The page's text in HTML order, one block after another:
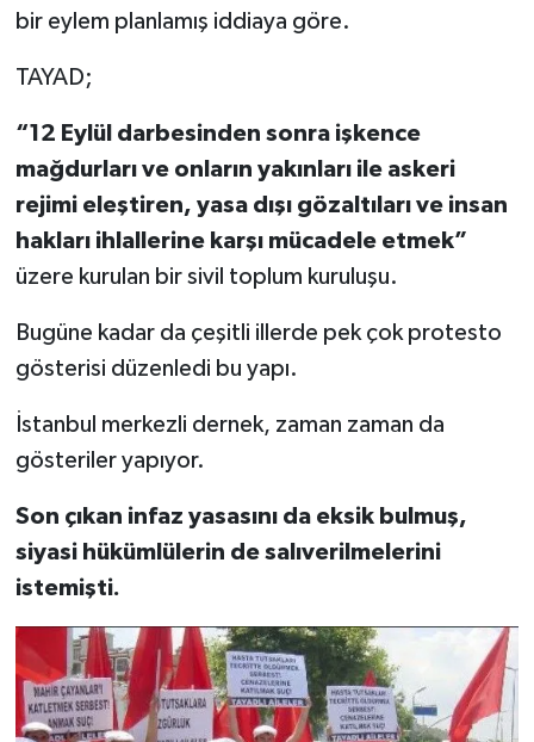
bir eylem planlamış iddiaya göre.
TAYAD;
“12 Eylül darbesinden sonra işkence
mağdurları ve onların yakınları ile askeri
rejimi eleştiren, yasa dışı gözaltıları ve insan
hakları ihlallerine karşı mücadele etmek”
üzere kurulan bir sivil toplum kuruluşu.
Bugüne kadar da çeşitli illerde pek çok protesto
gösterisi düzenledi bu yapı.
İstanbul merkezli dernek, zaman zaman da
gösteriler yapıyor.
Son çıkan infaz yasasını da eksik bulmuş,
siyasi hükümlülerin de salıverilmelerini
istemişti.